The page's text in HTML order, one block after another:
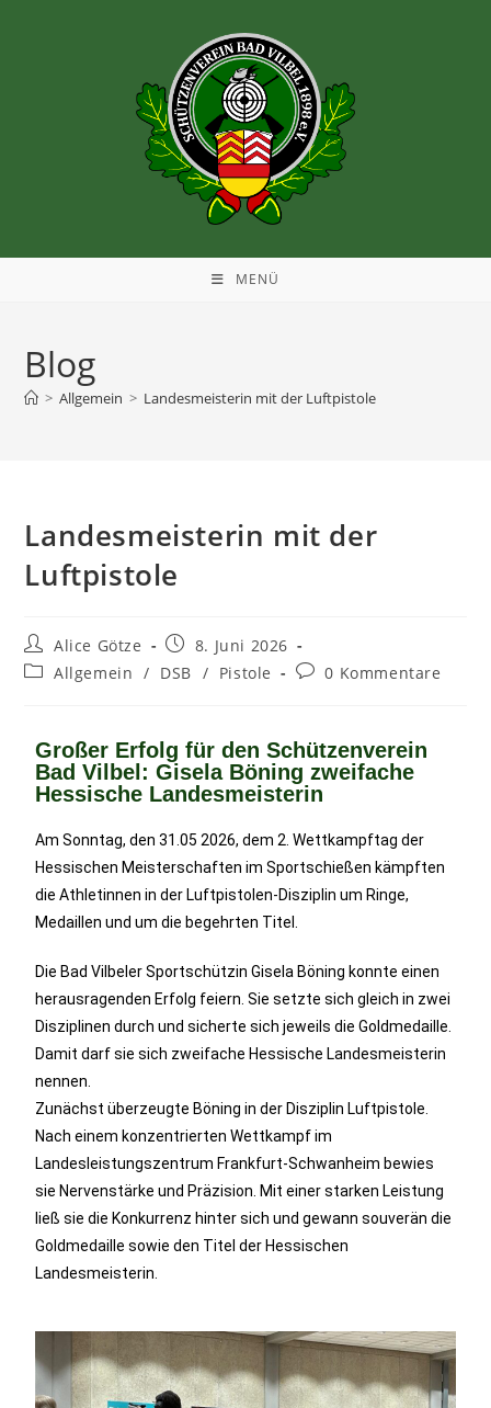
MENÜ
Blog
> Allgemein > Landesmeisterin mit der Luftpistole
Landesmeisterin mit der
Luftpistole
Alice Götze
8. Juni 2026
Allgemein / DSB / Pistole 0 Kommentare
Großer Erfolg für den Schützenverein
Bad Vilbel: Gisela Böning zweifache
Hessische Landesmeisterin
Am Sonntag, den 31.05 2026, dem 2. Wettkampftag der
Hessischen Meisterschaften im Sportschießen kämpften
die Athletinnen in der Luftpistolen-Disziplin um Ringe,
Medaillen und um die begehrten Titel.
Die Bad Vilbeler Sportschützin Gisela Böning konnte einen
herausragenden Erfolg feiern. Sie setzte sich gleich in zwei
Disziplinen durch und sicherte sich jeweils die Goldmedaille.
Damit darf sie sich zweifache Hessische Landesmeisterin
nennen.
Zunächst überzeugte Böning in der Disziplin Luftpistole.
Nach einem konzentrierten Wettkampf im
Landesleistungszentrum Frankfurt-Schwanheim bewies
sie Nervenstärke und Präzision. Mit einer starken Leistung
ließ sie die Konkurrenz hinter sich und gewann souverän die
Goldmedaille sowie den Titel der Hessischen
Landesmeisterin.